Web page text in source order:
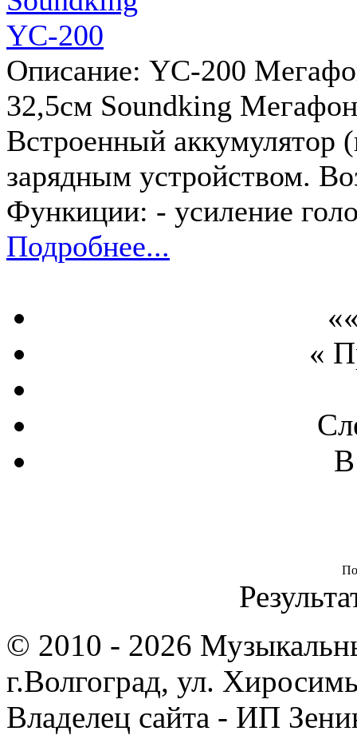
Описание: YC-200
32,5см Soundking
Встроенный аккумулятор
зарядным устройством.
Функиции: - усиление
Подробнее...
«
© 2010 - 2026
г.Волгоград, ул.
Владелец сайта - ИП